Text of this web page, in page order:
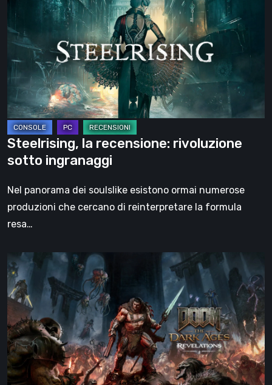
recensione:
rivoluzione
sotto
ingranaggi
Steelrising, la recensione: rivoluzione
sotto ingranaggi
Nel panorama dei soulslike esistono ormai numerose
produzioni che cercano di reinterpretare la formula
resa…
DOOM:
The
Dark
Ages
–
Revelations,
la
recensione